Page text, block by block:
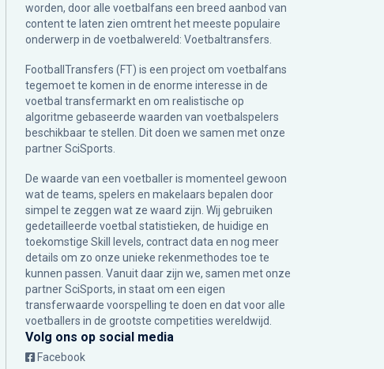
worden, door alle voetbalfans een breed aanbod van
content te laten zien omtrent het meeste populaire
onderwerp in de voetbalwereld: Voetbaltransfers.
FootballTransfers (FT) is een project om voetbalfans
tegemoet te komen in de enorme interesse in de
voetbal transfermarkt en om realistische op
algoritme gebaseerde waarden van voetbalspelers
beschikbaar te stellen. Dit doen we samen met onze
partnerSciSports
De waarde van een voetballer is momenteel gewoon
wat de teams, spelers en makelaars bepalen door
simpel te zeggen wat ze waard zijn. Wij gebruiken
gedetailleerde voetbal statistieken, de huidige en
toekomstige Skill levels, contract data en nog meer
details om zo onze unieke rekenmethodes toe te
kunnen passen. Vanuit daar zijn we, samen met onze
partner SciSports, in staat om een eigen
transferwaarde voorspelling te doen en dat voor alle
voetballers in de grootste competities wereldwijd.
Volg ons op social media
Facebook